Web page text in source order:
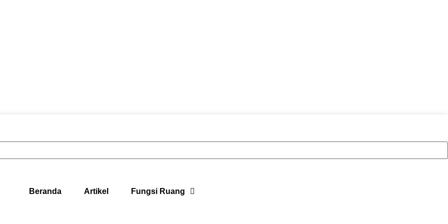
Beranda Artikel Fungsi Ruang